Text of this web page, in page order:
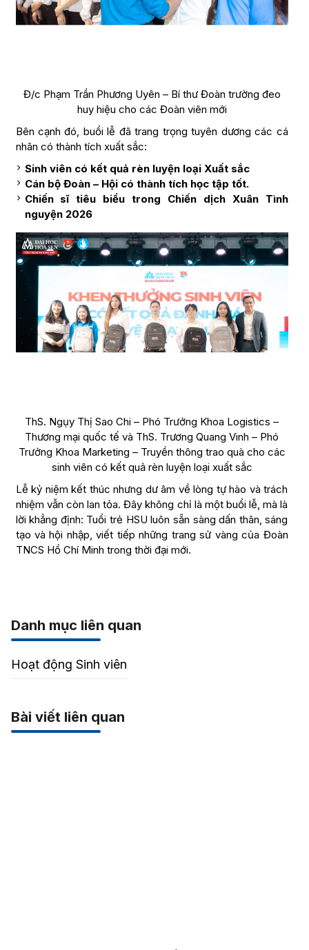
Đ/c Phạm Trần Phương Uyên – Bí thư Đoàn trường đeo
huy hiệu cho các Đoàn viên mới
Bên cạnh đó, buổi lễ đã trang trọng tuyên dương các cá
nhân có thành tích xuất sắc:
Sinh viên có kết quả rèn luyện loại Xuất sắc
Cán bộ Đoàn – Hội có thành tích học tập tốt.
Chiến sĩ tiêu biểu trong Chiến dịch Xuân Tình
nguyện 2026
ThS. Ngụy Thị Sao Chi – Phó Trưởng Khoa Logistics –
Thương mại quốc tế và ThS. Trương Quang Vinh – Phó
Trưởng Khoa Marketing – Truyền thông trao quà cho các
sinh viên có kết quả rèn luyện loại xuất sắc
Lễ kỷ niệm kết thúc nhưng dư âm về lòng tự hào và trách
nhiệm vẫn còn lan tỏa. Đây không chỉ là một buổi lễ, mà là
lời khẳng định: Tuổi trẻ HSU luôn sẵn sàng dấn thân, sáng
tạo và hội nhập, viết tiếp những trang sử vàng của Đoàn
TNCS Hồ Chí Minh trong thời đại mới.
Danh mục liên quan
Hoạt động Sinh viên
Bài viết liên quan